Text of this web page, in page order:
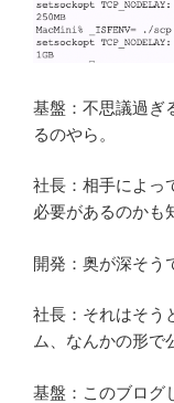
基盤：不思議過
るのやら。
社長：相手によっ
必要があるのかも
開発：奥が深そう
社長：それはそう
ム、なんかの形で
基盤：このブログ